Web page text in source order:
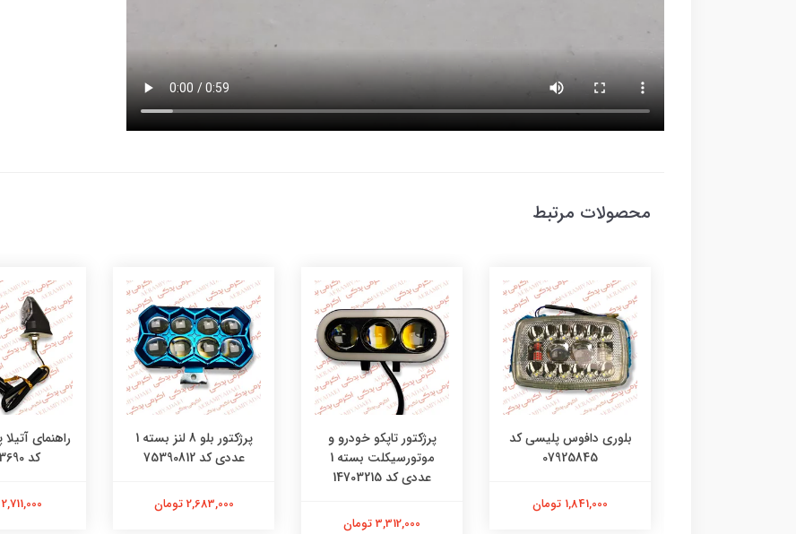
محصولات مرتبط
بلوری دافوس پلیسی کد
07925845
1,841,000 تومان
پرژکتور تاپکو خودرو و
موتورسیکلت بسته 1
عددی کد 14703215
3,312,000 تومان
پرژکتور بلو 8 لنز بسته 1
عددی کد 75390812
2,683,000 تومان
کد 08523690
2,711,000 تومان